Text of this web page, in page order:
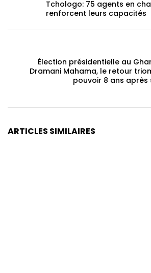
Tchologo: 75 agents en
renforcent leurs capacités
Élection présidentielle au
Dramani Mahama, le retour
pouvoir 8 ans après
ARTICLES SIMILAIRES